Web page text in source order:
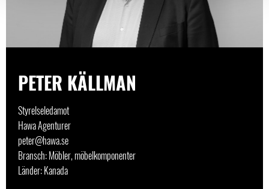
PETER KÄLLMAN
Styrelseledamot
Hawa Agenturer
peter@hawa.se
Bransch: Möbler, möbelkomponenter
Länder: Kanada